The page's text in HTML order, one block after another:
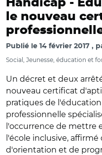
Handicap -
le nouveau
Publié le 14 février 2017
Social, Jeunesse, éducation et
Un décret et deux
nouveau certificat
pratiques de
professionnelle
l'occurrence de mettre
l'école inclusive, affirmé
d'orientation et de